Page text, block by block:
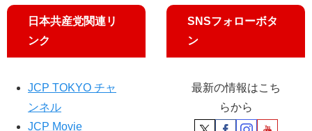
日本共産党関連リ
ンク
JCP TOKYO チャ
ンネル
JCP Movie
SNSフォローボタ
ン
最新の情報はこち
らから